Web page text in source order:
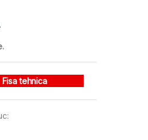
Fisa tehnica